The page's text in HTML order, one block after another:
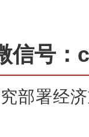
信号
部署经